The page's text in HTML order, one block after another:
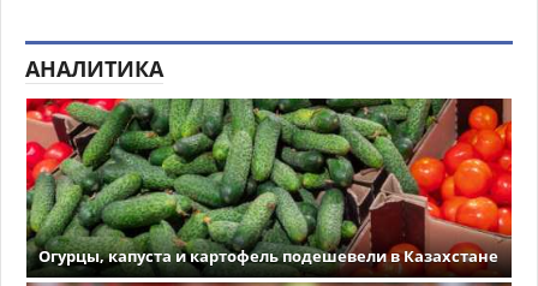
АНАЛИТИКА
Огурцы, капуста и картофель подешевели в Казахстане